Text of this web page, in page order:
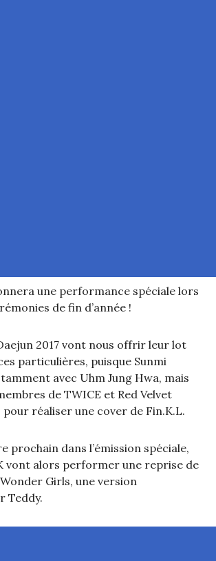
une performance spéciale lors
de fin d’année !
2017 vont nous offrir leur lot
particulières, puisque Sunmi
avec Uhm Jung Hwa, mais
de TWICE et Red Velvet
réaliser une cover de Fin.K.L.
prochain dans l’émission spéciale,
vont alors performer une reprise de
Girls, une version
Teddy.